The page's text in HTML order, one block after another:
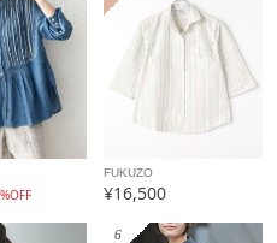
FUKUZO
¥16,500
6